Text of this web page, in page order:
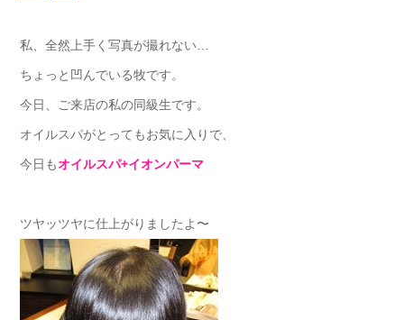
私、全然上手く写真が撮れない…
ちょっと凹んでいる牧です。
今日、ご来店の私の同級生です。
オイルスパがとってもお気に入りで、
今日もオイルスパ+イオンパーマ
ツヤッツヤに仕上がりましたよ〜